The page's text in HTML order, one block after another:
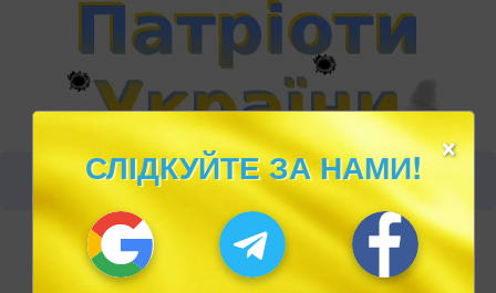
×
СЛІДКУЙТЕ ЗА НАМИ!